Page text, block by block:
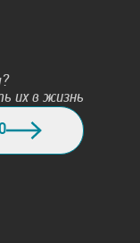
их в жизнь